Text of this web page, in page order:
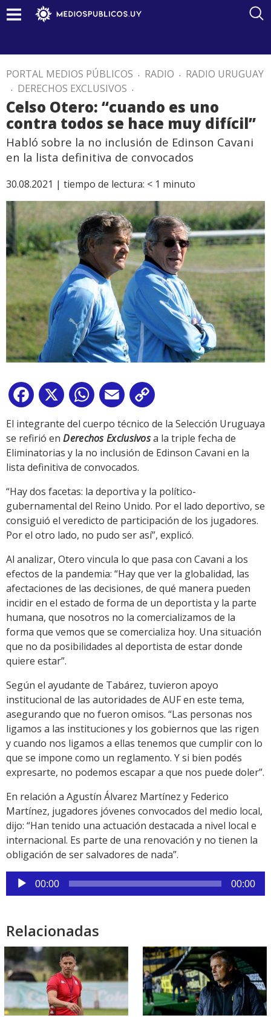
PORTAL MEDIOS PÚBLICOS . RADIO . RADIO URUGUAY
. DERECHOS EXCLUSIVOS .
Celso Otero: “cuando es uno
contra todos se hace muy difícil”
Habló sobre la no inclusión de Edinson Cavani
en la lista definitiva de convocados
30.08.2021 | tiempo de lectura: < 1 minuto
Facebook
X WhatsApp
Email
Link
El integrante del cuerpo técnico de la Selección Uruguaya
se refirió en Derechos Exclusivosa la triple fecha de
Eliminatorias y la no inclusión de Edinson Cavani en la
lista definitiva de convocados.
“Hay dos facetas: la deportiva y la político-
gubernamental del Reino Unido. Por el lado deportivo, se
consiguió el veredicto de participación de los jugadores.
Por el otro lado, no pudo ser así”, explicó.
Al analizar, Otero vincula lo que pasa con Cavani a los
efectos de la pandemia: “Hay que ver la globalidad, las
afectaciones de las decisiones, de qué manera pueden
incidir en el estado de forma de un deportista y la parte
humana, que nosotros no la comercializamos de la
forma que vemos que se comercializa hoy. Una situación
que no da posibilidades al deportista de estar donde
quiere estar”.
Según el ayudante de Tabárez, tuvieron apoyo
institucional de las autoridades de AUF en este tema,
asegurando que no fueron omisos. “Las personas nos
ligamos a las instituciones y los gobiernos que las rigen
y cuando nos ligamos a ellas tenemos que cumplir con lo
que se impone como un reglamento. Y si bien podés
expresarte, no podemos escapar a que nos puede doler”.
En relación a Agustín Álvarez Martínez y Federico
Martínez, jugadores jóvenes convocados del medio local,
dijo: “Han tenido una actuación destacada a nivel local e
internacional. Es parte de una renovación y no tienen la
obligación de ser salvadores de nada”.
Reproductor
de
00:00 00:00
Relacionadas